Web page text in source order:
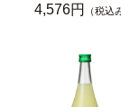
4,576円
（税込